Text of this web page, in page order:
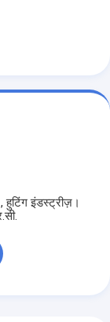
इंडस्ट्रीज़।